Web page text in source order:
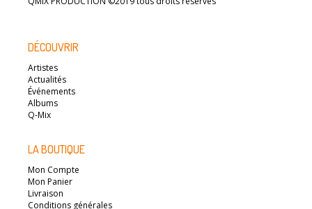
DÉCOUVRIR
Artistes
Actualités
Événements
Albums
Q-Mix
LA BOUTIQUE
Mon Compte
Mon Panier
Livraison
Conditions générales